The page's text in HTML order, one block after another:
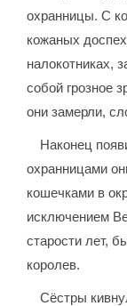
охранницы. С
кожаных
налокотниках,
собой грозное
они замерли,
Наконец
охранницами
кошечками в
исключением
старости лет,
королев.
Сёстры